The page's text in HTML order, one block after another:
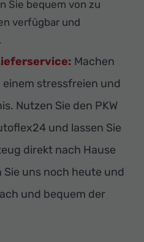
Sie bequem von zu
verfügbar und
Machen
einem stressfreien und
Nutzen Sie den PKW
und lassen Sie
direkt nach Hause
uns noch heute und
und bequem der